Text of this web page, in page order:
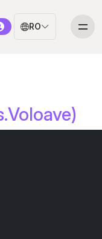
RO